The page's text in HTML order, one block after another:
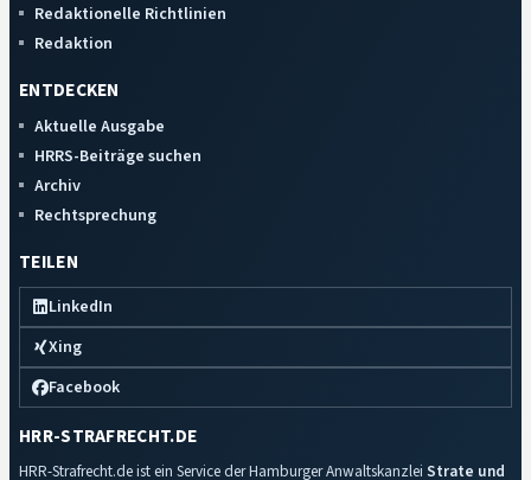
Redaktionelle Richtlinien
Redaktion
ENTDECKEN
Aktuelle Ausgabe
HRRS-Beiträge suchen
Archiv
Rechtsprechung
TEILEN
LinkedIn
Xing
Facebook
HRR-STRAFRECHT.DE
HRR-Strafrecht.de ist ein Service der Hamburger Anwaltskanzlei Strate und